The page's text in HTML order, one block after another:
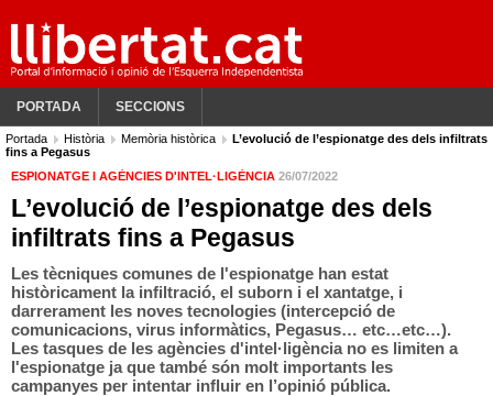
PORTADA SECCIONS
Portada Història Memòria històrica
L’evolució de l’espionatge des dels infiltrats
fins a Pegasus
ESPIONATGE I AGÈNCIES D'INTEL·LIGÈNCIA 26/07/2022
L’evolució de l’espionatge des dels
infiltrats fins a Pegasus
Les tècniques comunes de l'espionatge han estat
històricament la infiltració, el suborn i el xantatge, i
darrerament les noves tecnologies (intercepció de
comunicacions, virus informàtics, Pegasus… etc…etc…).
Les tasques de les agències d'intel·ligència no es limiten a
l'espionatge ja que també són molt importants les
campanyes per intentar influir en l’opinió pública.